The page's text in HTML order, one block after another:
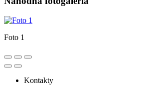
Foto 1
Kontakty